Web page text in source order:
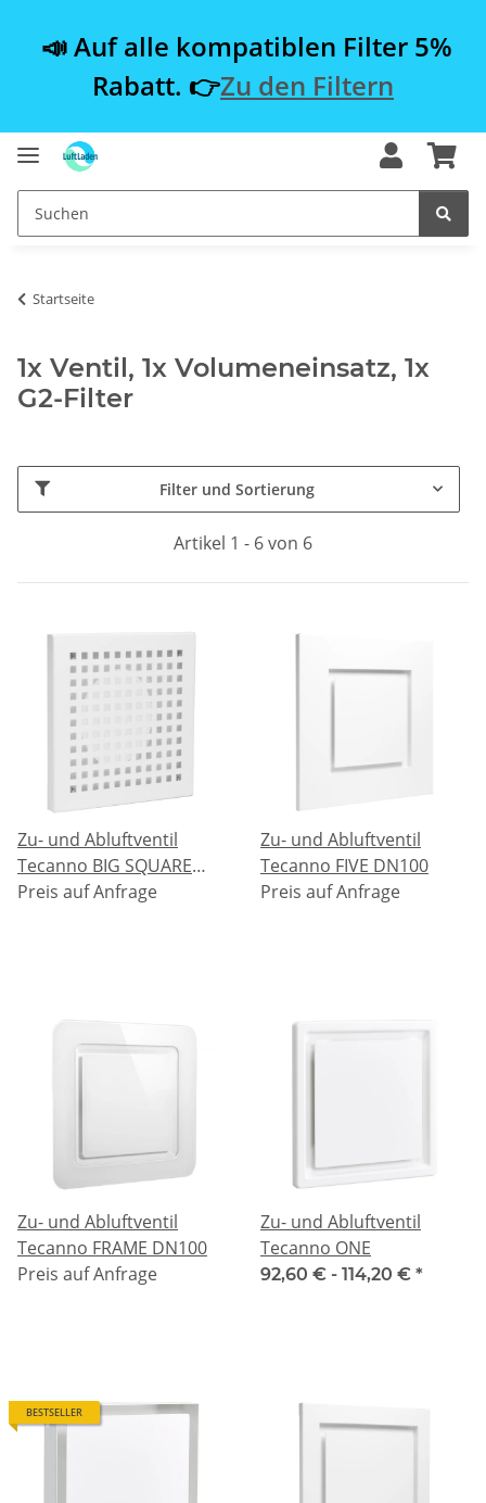
📣 Auf alle kompatiblen Filter 5%
Rabatt. 👉Zu den Filtern
Startseite
1x Ventil, 1x Volumeneinsatz, 1x
G2-Filter
Filter und Sortierung
Artikel 1 - 6 von 6
Zu- und Abluftventil
Tecanno BIG SQUARE
DN100
Preis auf Anfrage
Zu- und Abluftventil
Tecanno FIVE DN100
Preis auf Anfrage
Zu- und Abluftventil
Tecanno FRAME DN100
Preis auf Anfrage
Zu- und Abluftventil
Tecanno ONE
92,60 € - 114,20 € *
BESTSELLER